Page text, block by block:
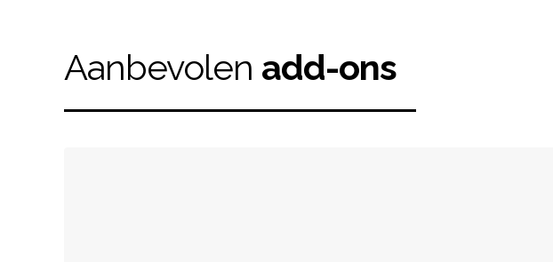
Aanbevolen add-ons